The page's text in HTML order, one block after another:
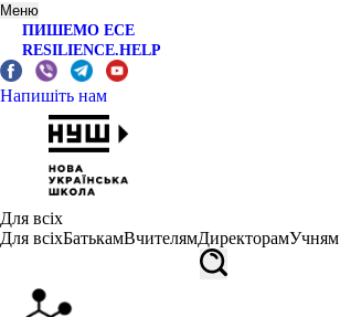
Меню
ПИШЕМО ЕСЕ
RESILIENCE.HELP
Напишіть нам
Для всіх
Для всіхБатькамВчителямДиректорамУчням